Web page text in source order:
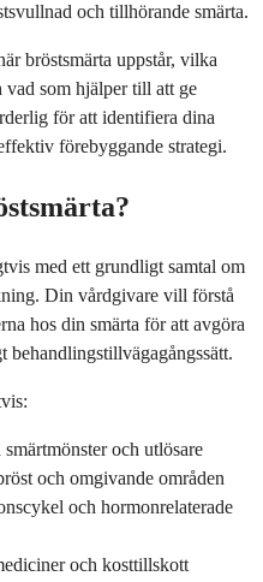
och tillhörande smärta.
bröstsmärta uppstår, vilka
vad som hjälper till att ge
för att identifiera dina
förebyggande strategi.
med ett grundligt samtal om
Din vårdgivare vill förstå
hos din smärta för att avgöra
behandlingstillvägagångssätt.
och utlösare
och omgivande områden
och hormonrelaterade
och kosttillskott